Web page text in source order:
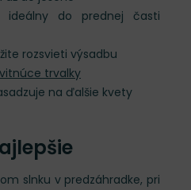
ideálny do prednej časti
rozsvieti výsadbu
trvalky
na ďalšie kvety
slnku v predzáhradke, pri